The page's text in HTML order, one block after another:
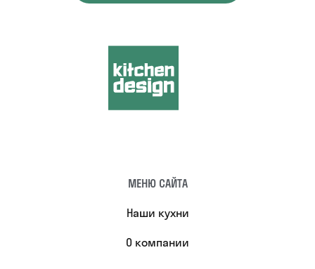
МЕНЮ САЙТА
Наши кухни
О компании